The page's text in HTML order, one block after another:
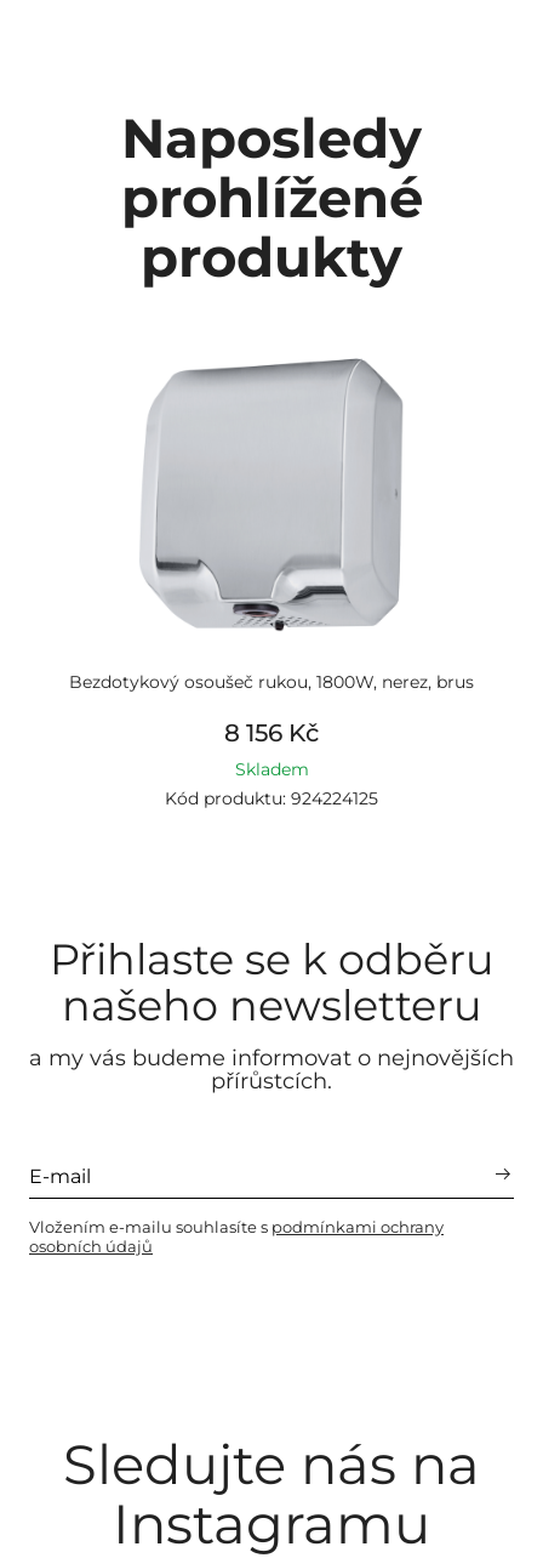
Naposledy
prohlížené
produkty
Bezdotykový osoušeč rukou, 1800W, nerez, brus
8 156 Kč
Skladem
Kód produktu: 924224125
Přihlaste se k odběru
našeho newsletteru
a my vás budeme informovat o nejnovějších
přírůstcích.
Vložením e-mailu souhlasíte s podmínkami ochrany
osobních údajů
Sledujte nás na
Instagramu